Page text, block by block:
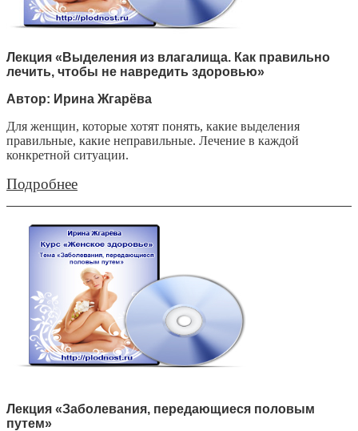
Лекция «Выделения из влагалища. Как правильно
лечить, чтобы не навредить здоровью»
Автор: Ирина Жгарёва
Для женщин, которые хотят понять, какие выделения
правильные, какие неправильные. Лечение в каждой
конкретной ситуации.
Подробнее
Лекция «Заболевания, передающиеся половым
путем»